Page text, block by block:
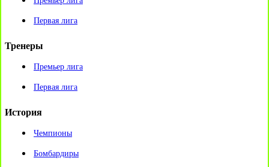
Первая лига
Тренеры
Премьер лига
Первая лига
История
Чемпионы
Бомбардиры